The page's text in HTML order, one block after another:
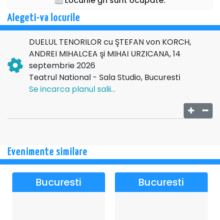
precum „La donna è mobile", „O sole mio," fiind o
incursiune printre arii reper, dar şi printre canzonete foarte
Alegeti-va locurile
DUELUL TENORILOR cu ŞTEFAN von KORCH,
ANDREI MIHALCEA şi MIHAI URZICANA, 14
septembrie 2026
Teatrul National - Sala Studio, Bucuresti
Se incarca planul salii...
Evenimente similare
Bucuresti Bucuresti